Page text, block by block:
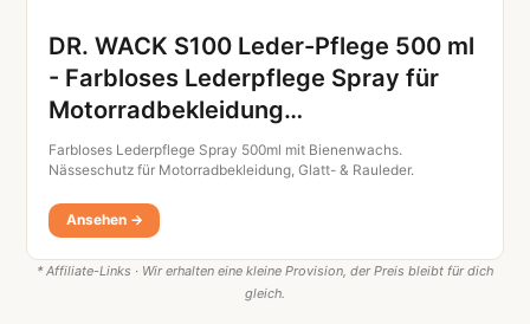
DR. WACK S100 Leder-Pflege 500 ml
- Farbloses Lederpflege Spray für
Motorradbekleidung…
Farbloses Lederpflege Spray 500ml mit Bienenwachs.
Nässeschutz für Motorradbekleidung, Glatt- & Rauleder.
Ansehen →
* Affiliate-Links · Wir erhalten eine kleine Provision, der Preis bleibt für dich
gleich.